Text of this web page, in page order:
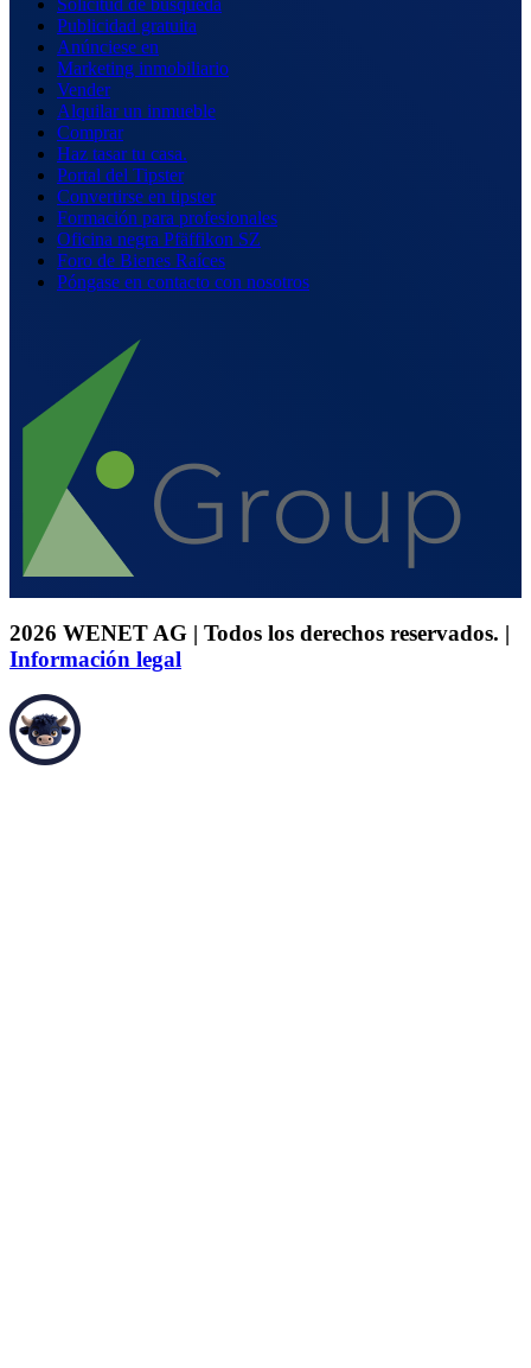
Publicidad gratuita
Anúnciese en
Marketing inmobiliario
Vender
Alquilar un inmueble
Comprar
Haz tasar tu casa.
Portal del Tipster
Convertirse en tipster
Formación para profesionales
Oficina negra Pfäffikon SZ
Foro de Bienes Raíces
Póngase en contacto con nosotros
2026 WENET AG | Todos los derechos reservados. |
Información legal